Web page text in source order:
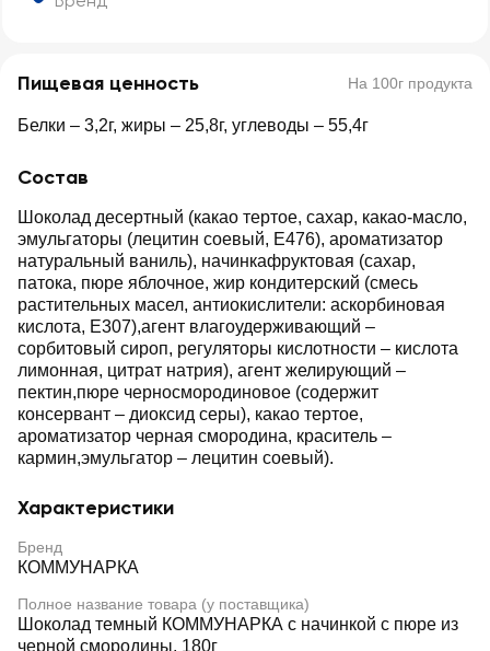
Пищевая ценность На 100г продукта
Белки – 3,2г, жиры – 25,8г, углеводы – 55,4г
Состав
Шоколад десертный (какао тертое, сахар, какао-масло,
эмульгаторы (лецитин соевый, Е476), ароматизатор
натуральный ваниль), начинкафруктовая (сахар,
патока, пюре яблочное, жир кондитерский (смесь
растительных масел, антиокислители: аскорбиновая
кислота, Е307),агент влагоудерживающий –
сорбитовый сироп, регуляторы кислотности – кислота
лимонная, цитрат натрия), агент желирующий –
пектин,пюре черносмородиновое (содержит
консервант – диоксид серы), какао тертое,
ароматизатор черная смородина, краситель –
кармин,эмульгатор – лецитин соевый).
Характеристики
Бренд
КОММУНАРКА
Полное название товара (у поставщика)
Шоколад темный КОММУНАРКА с начинкой с пюре из
черной смородины, 180г